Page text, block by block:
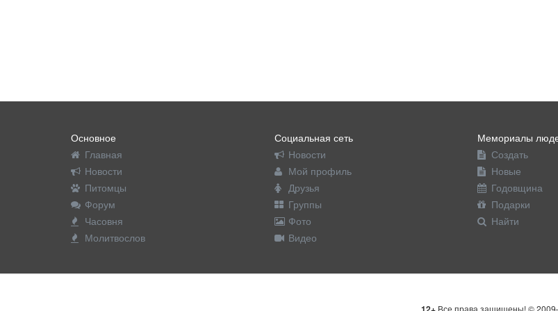
Основное
Главная
Новости
Питомцы
Форум
Часовня
Молитвослов
Социальная сеть
Новости
Мой профиль
Друзья
Группы
Фото
Видео
Мемориалы
Создать
Новые
Годовщина
Подарки
Найти